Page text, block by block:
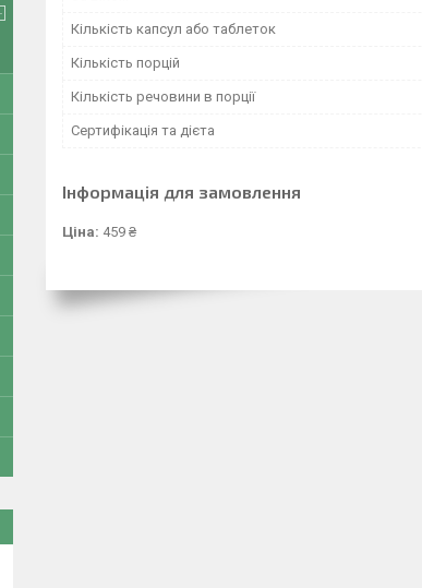
Кількість капсул або таблеток
Кількість порцій
Кількість речовини в порції
Сертифікація та дієта
Інформація для замовлення
Ціна: 459 ₴